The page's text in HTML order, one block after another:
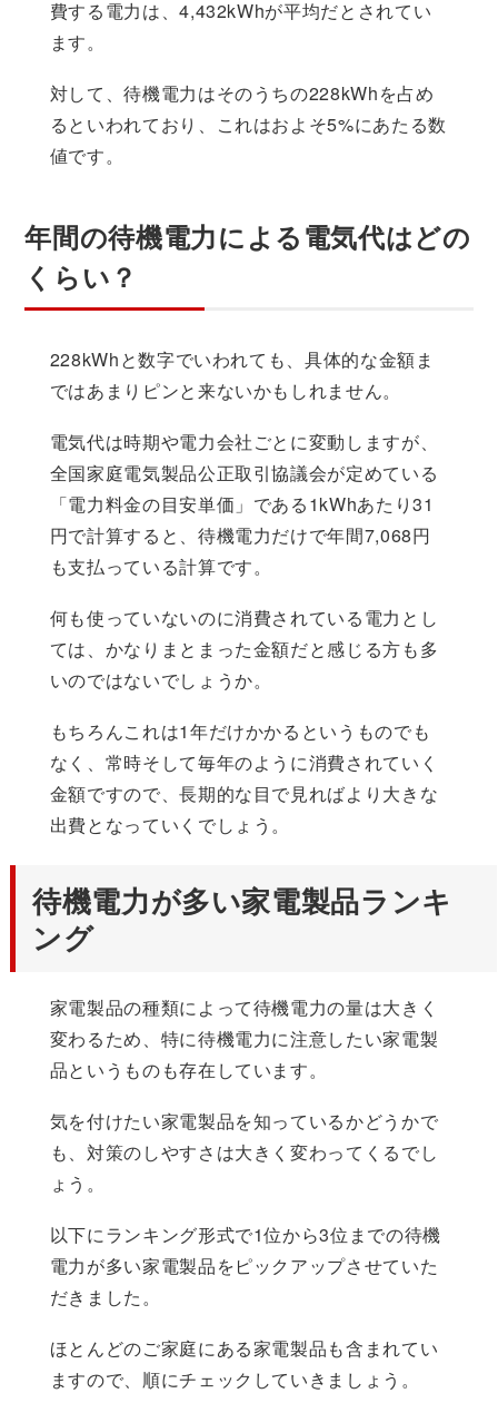
費する電力は、4,432kWhが平均だとされてい
ます。
対して、待機電力はそのうちの228kWhを占め
るといわれており、これはおよそ5%にあたる数
値です。
年間の待機電力による電気代はどの
くらい？
228kWhと数字でいわれても、具体的な金額ま
ではあまりピンと来ないかもしれません。
電気代は時期や電力会社ごとに変動しますが、
全国家庭電気製品公正取引協議会が定めている
「電力料金の目安単価」である1kWhあたり31
円で計算すると、待機電力だけで年間7,068円
も支払っている計算です。
何も使っていないのに消費されている電力とし
ては、かなりまとまった金額だと感じる方も多
いのではないでしょうか。
もちろんこれは1年だけかかるというものでも
なく、常時そして毎年のように消費されていく
金額ですので、長期的な目で見ればより大きな
出費となっていくでしょう。
待機電力が多い家電製品ランキ
ング
家電製品の種類によって待機電力の量は大きく
変わるため、特に待機電力に注意したい家電製
品というものも存在しています。
気を付けたい家電製品を知っているかどうかで
も、対策のしやすさは大きく変わってくるでし
ょう。
以下にランキング形式で1位から3位までの待機
電力が多い家電製品をピックアップさせていた
だきました。
ほとんどのご家庭にある家電製品も含まれてい
ますので、順にチェックしていきましょう。